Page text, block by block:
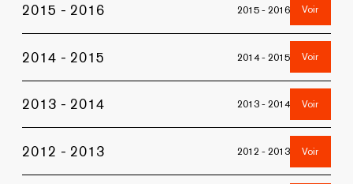
2015 - 2016 2015 - 2016 Voir
2014 - 2015 2014 - 2015 Voir
2013 - 2014 2013 - 2014 Voir
2012 - 2013 2012 - 2013 Voir